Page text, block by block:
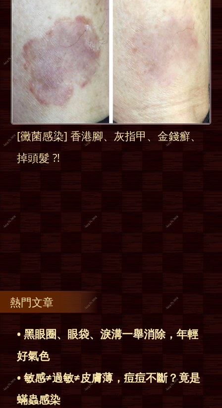
[黴菌感染] 香港腳、灰指甲、金錢癬、
掉頭髮 ?!
熱門文章
• 黑眼圈、眼袋、淚溝一舉消除，年輕
好氣色
• 敏感≠過敏≠皮膚薄，痘痘不斷？竟是
蟎蟲感染